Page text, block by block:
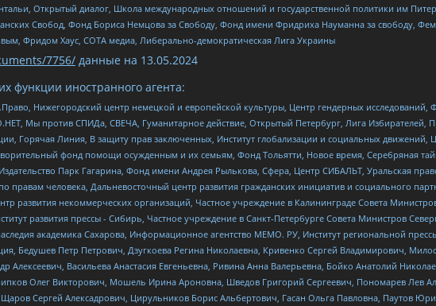
Открытый диалог, Школа международных отношений и государственной политики им
Свобод, Фонд Бориса Немцова за Свободу, Фонд имени Фридриха Науманна за свободу,
Фридом Хаус, СОТА медиа, Либерально-демократическая Лига Украины
7756/ данные на 13.05.2024
иностранного агента:
Нижегородский центр немецкой и европейской культуры, Центр гендерных
Мы против СПИДа, СВЕЧА, Гуманитарное действие, Открытый Петербург, Лига Избирателей,
Горячая Линия, В защиту прав заключенных, Институт глобализации и социальных
фонд помощи осужденным и их семьям, Фонд Тольятти, Новое время, Серебряная
Парк Гагарина, Фонд имени Андрея Рылькова, Сфера, Центр СИБАЛЬТ, Уральская
правам человека, Дальневосточный центр развития гражданских инициатив и социального
некоммерческих организаций, Частное учреждение в Калининграде Совета
развития прессы - Сибирь, Частное учреждение в Санкт-Петербурге Совета Министров
академика Сахарова, Информационное агентство МЕМО. РУ, Институт региональной
Бедушев Петр Петрович, Дзугкоева Регина Николаевна, Кривенко Сергей Владимирович,
Алексеевич, Васильева Анастасия Евгеньевна, Ривина Анна Валерьевна, Бойко Анатолий
Олег Викторович, Мошель Ирина Ароновна, Шведов Григорий Сергеевич, Пономарев Лев
Сергей Алексадрович, Цирульников Борис Альбертович, Гасан Ольга Павловна, Паутов